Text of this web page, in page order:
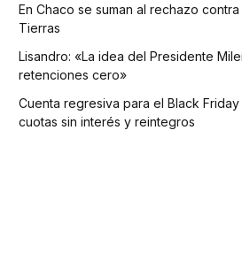
En Chaco se suman al rechazo
Tierras
Lisandro: «La idea del Presidente
retenciones cero»
Cuenta regresiva para el Black Friday
cuotas sin interés y reintegros